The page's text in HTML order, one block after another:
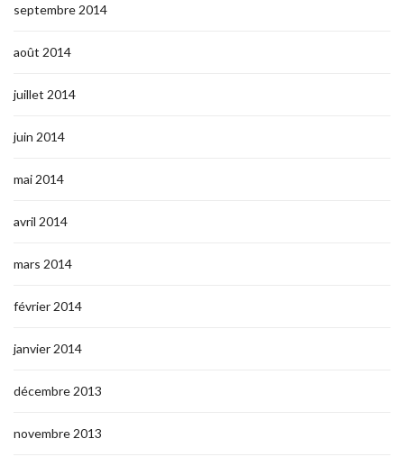
septembre 2014
août 2014
juillet 2014
juin 2014
mai 2014
avril 2014
mars 2014
février 2014
janvier 2014
décembre 2013
novembre 2013